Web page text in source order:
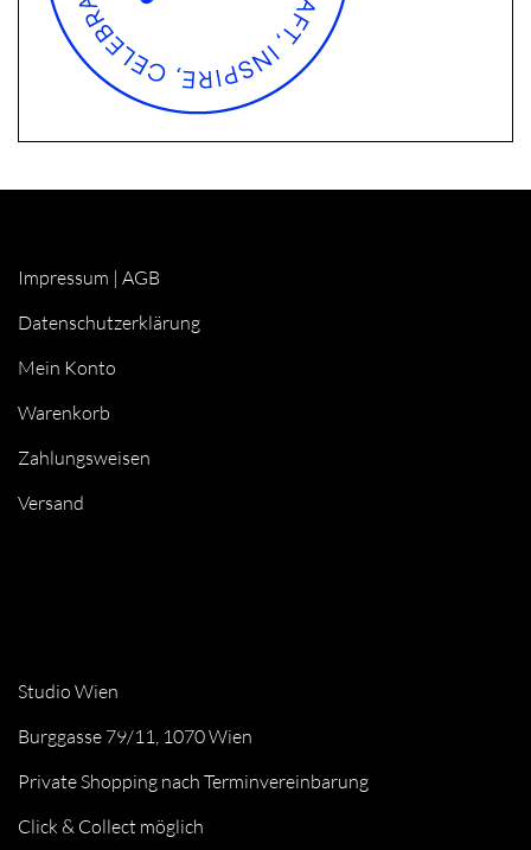
Impressum | AGB
Datenschutzerklärung
Mein Konto
Warenkorb
Zahlungsweisen
Versand
Studio Wien
Burggasse 79/11, 1070 Wien
Private Shopping nach Terminvereinbarung
Click & Collect möglich